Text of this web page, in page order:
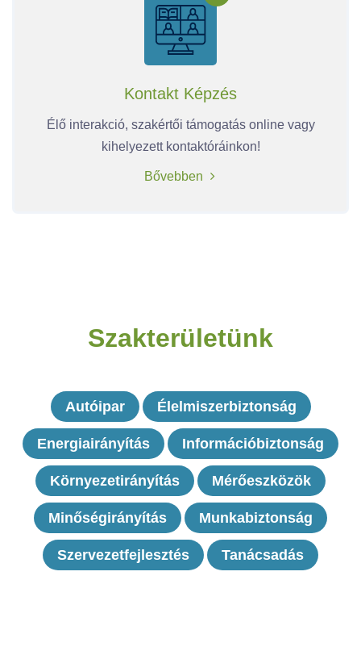
Kontakt Képzés
Élő interakció, szakértői támogatás online vagy
kihelyezett kontaktóráinkon!
Bővebben
Szakterületünk
Autóipar Élelmiszerbiztonság
Energiairányítás Információbiztonság
Környezetirányítás Mérőeszközök
Minőségirányítás Munkabiztonság
Szervezetfejlesztés Tanácsadás